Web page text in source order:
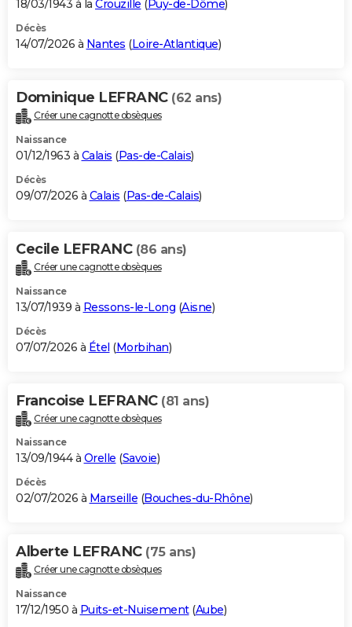
S'inscrire
Se connecter
Lycées
Collèges
Primaires
Universités
Entreprises
Service militaire
Avis de recherche
AVIS DE DÉCÈS
Bricolage
Lifestyle
Culture
Sport
Auto
Television
Voyage
Cinema
18/03/1943 à la Crouzille (Puy-de-Dôme)
Décès
14/07/2026 à Nantes (Loire-Atlantique)
Dominique LEFRANC (62 ans)
Créer une cagnotte obsèques
Naissance
01/12/1963 à Calais (Pas-de-Calais)
Décès
09/07/2026 à Calais (Pas-de-Calais)
Cecile LEFRANC (86 ans)
Créer une cagnotte obsèques
Naissance
13/07/1939 à Ressons-le-Long (Aisne)
Décès
07/07/2026 à Étel (Morbihan)
Francoise LEFRANC (81 ans)
Créer une cagnotte obsèques
Naissance
13/09/1944 à Orelle (Savoie)
Décès
02/07/2026 à Marseille (Bouches-du-Rhône)
Alberte LEFRANC (75 ans)
Créer une cagnotte obsèques
Naissance
17/12/1950 à Puits-et-Nuisement(Aube)